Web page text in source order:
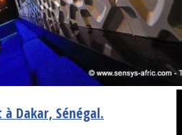
Dakar, Sénégal.